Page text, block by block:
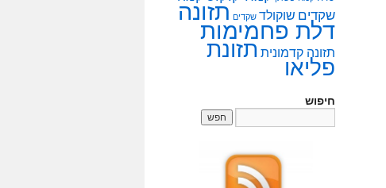
שקדים שוקולד שקדים תזונה
דלת פחמימות
תזונה קדמונית תזונת
פליאו
חיפוש